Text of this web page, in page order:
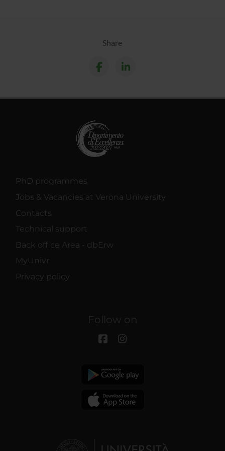
Share
PhD programmes
Jobs & Vacancies at Verona University
Contacts
Technical support
Back office Area - dbErw
MyUnivr
Privacy policy
Follow on